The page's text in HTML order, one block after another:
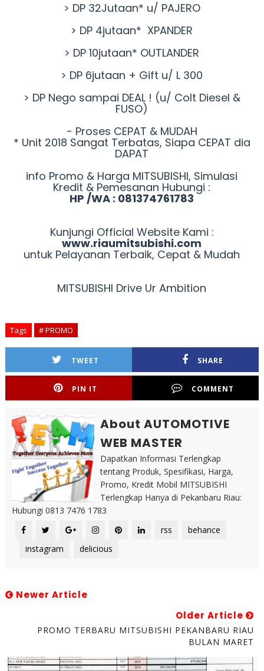
> DP 32Jutaan* u/ PAJERO
> DP 4jutaan* XPANDER
> DP 10jutaan* OUTLANDER
> DP 6jutaan + Gift u/ L 300
> DP Nego sampai DEAL ! (u/ Colt Diesel &
FUSO)
- Proses CEPAT & MUDAH
* Unit 2018 Sangat Terbatas, Siapa CEPAT dia
DAPAT
info Promo & Harga MITSUBISHI, Simulasi
Kredit & Pemesanan Hubungi :
HP /WA : 081374761783
Kunjungi Official Website Kami :
www.riaumitsubishi.com
untuk Pelayanan Terbaik, Cepat & Mudah
MITSUBISHI Drive Ur Ambition
Tags # PROMO
TWEET SHARE
PIN IT COMMENT
About AUTOMOTIVE
WEB MASTER
Dapatkan Informasi Terlengkap
tentang Produk, Spesifikasi, Harga,
Promo, Kredit Mobil MITSUBISHI
Terlengkap Hanya di Pekanbaru Riau:
Hubungi 0813 7476 1783
rss
behance
instagram
delicious
Newer Article
Older Article
PROMO TERBARU MITSUBISHI PEKANBARU RIAU
BULAN MARET